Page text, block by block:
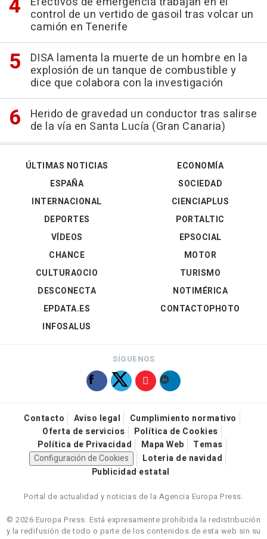
control de un vertido de gasoil tras volcar un
camión en Tenerife
DISA lamenta la muerte de un hombre en la
explosión de un tanque de combustible y
dice que colabora con la investigación
Herido de gravedad un conductor tras salirse
de la vía en Santa Lucía (Gran Canaria)
ÚLTIMAS NOTICIAS
ESPAÑA
INTERNACIONAL
DEPORTES
VÍDEOS
ECONOMÍA
SOCIEDAD
CIENCIAPLUS
PORTALTIC
EPSOCIAL
CHANCE
CULTURAOCIO
DESCONECTA
EPDATA.ES
INFOSALUS
MOTOR
TURISMO
NOTIMÉRICA
CONTACTOPHOTO
SÍGUENOS
Contacto Aviso legal
Cumplimiento normativo
Oferta de servicios
Política de Cookies
Política de Privacidad
Mapa Web
Temas
Configuración de Cookies
Loteria de navidad
Publicidad estatal
Portal de actualidad y noticias de la Agencia Europa Press.
© 2026 Europa Press. Está expresamente prohibida la redistribución
y la redifusión de todo o parte de los contenidos de esta web sin su